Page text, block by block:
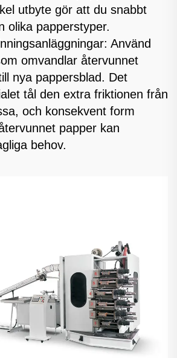
utbyte gör att du snabbt
olika papperstyper.
Använd
omvandlar återvunnet
nya pappersblad. Det
tål den extra friktionen från
och konsekvent form
papper kan
behov.